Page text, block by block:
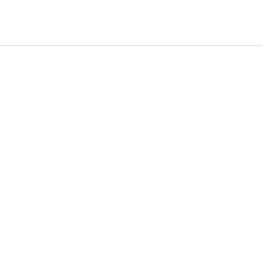
maiade
teooria,
majanduskasvu
vaid ajaloost,
ei käsitle, saab
on edukad vaid
1993. aastast
2005.